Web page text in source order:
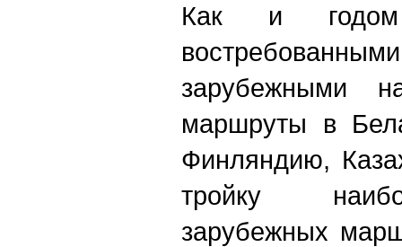
Как и
зарубежными
маршруты в
Финляндию,
тройку
зарубежных